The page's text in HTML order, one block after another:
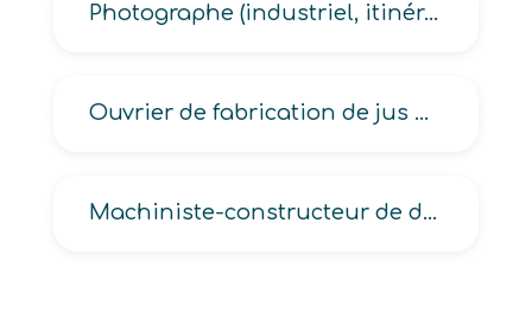
Photographe (industriel, itinérant, médical, opérateur-tireur, publicitaire, retoucheur, scientifique, scolaire, social)
Ouvrier de fabrication de jus de fruits, de condiments, de sauces en industrie alimentaire
Machiniste-constructeur de décors